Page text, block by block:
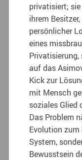
privatisiert;
ihrem
persönlicher
eines
Privatisierung,
auf das
Kick zur
mit Mensch
soziales Glied
Das Problem
Evolution zum
System,
Bewusstsein